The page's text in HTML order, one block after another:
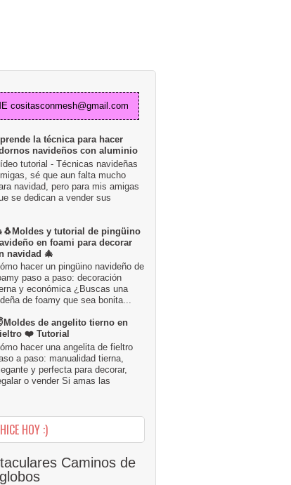
cositasconmesh@gmail.com
la técnica para hacer
navideños con aluminio
tutorial - Técnicas navideñas
sé que aun falta mucho
navidad, pero para mis amigas
se dedican a vender sus
y tutorial de pingüino
en foami para decorar
navidad 🎄
hacer un pingüino navideño de
paso a paso: decoración
y económica ¿Buscas una
de foamy que sea bonita...
de angelito tierno en
❤️ Tutorial
hacer una angelita de fieltro
a paso: manualidad tierna,
y perfecta para decorar,
o vender Si amas las
HOY :)
Caminos de